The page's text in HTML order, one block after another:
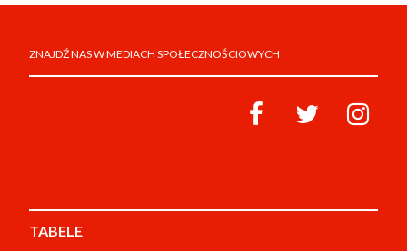
ZNAJDŹ NAS W MEDIACH SPOŁECZNOŚCIOWYCH
TABELE